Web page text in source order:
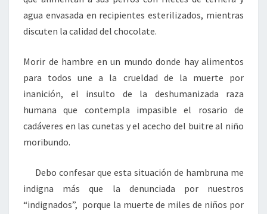
agua envasada en recipientes esterilizados, mientras
discuten la calidad del chocolate.
Morir de hambre en un mundo donde hay alimentos
para todos une a la crueldad de la muerte por
inanición, el insulto de la deshumanizada raza
humana que contempla impasible el rosario de
cadáveres en las cunetas y el acecho del buitre al niño
moribundo.
Debo confesar que esta situación de hambruna me
indigna más que la denunciada por nuestros
“indignados”, porque la muerte de miles de niños por